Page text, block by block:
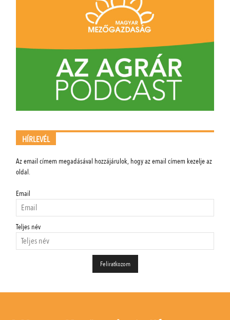
HÍRLEVÉL
Az email címem megadásával hozzájárulok, hogy az email címem kezelje az
oldal.
Email
Teljes név